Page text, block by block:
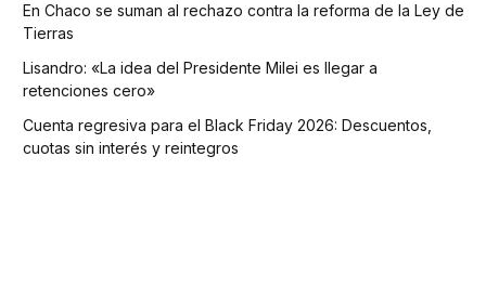
En Chaco se suman al rechazo contra la reforma de la Ley de
Tierras
Lisandro: «La idea del Presidente Milei es llegar a
retenciones cero»
Cuenta regresiva para el Black Friday 2026: Descuentos,
cuotas sin interés y reintegros